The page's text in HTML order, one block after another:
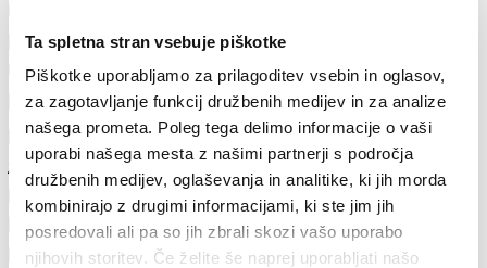
Ta spletna stran vsebuje piškotke
Piškotke uporabljamo za prilagoditev vsebin in oglasov,
za zagotavljanje funkcij družbenih medijev in za analize
našega prometa. Poleg tega delimo informacije o vaši
uporabi našega mesta z našimi partnerji s področja
družbenih medijev, oglaševanja in analitike, ki jih morda
kombinirajo z drugimi informacijami, ki ste jim jih
posredovali ali pa so jih zbrali skozi vašo uporabo
njihovih storitev. Če želite še naprej uporabljati našo
podjetnikih, ki zbirajo literaturo in recimo grozljive
romane, ali pri medicinski sestri, ki včasih na plaži
prebere kakšno knjigo.
Knjige so tako povsod, v luksuznih hišah kot ozadje in
za »atmosfero« ter tudi na ležalniku pod senčnikom.
Knjige lahko, če si oboževalec fantazije, najdeš na
konvenciji Comic Con, lahko pa tudi na poti na letalo.
Na letališčih je pogosto v trgovinicah veliko knjig in si